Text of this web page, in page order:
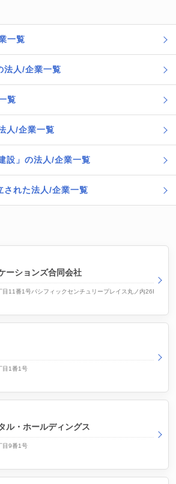
一覧
法人/企業一覧
覧
人/企業一覧
設」の法人/企業一覧
された法人/企業一覧
ーションズ合同会社
11番1号パシフィックセンチュリープレイス丸ノ内26F
目1番1号
ル・ホールディングス
目9番1号